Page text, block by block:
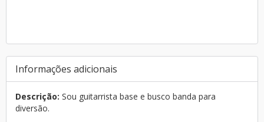
Informações adicionais
Descrição: Sou guitarrista base e busco banda para
diversão.